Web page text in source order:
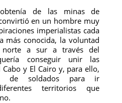
de las minas de
en un hombre muy
imperialistas cada
más conocida, la voluntad
a sur a través del
conseguir unir las
y El Cairo y, para ello,
de soldados para ir
territorios que